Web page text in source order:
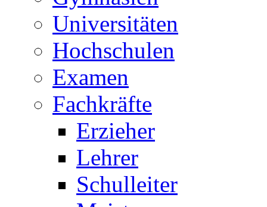
Universitäten
Hochschulen
Examen
Fachkräfte
Erzieher
Lehrer
Schulleiter